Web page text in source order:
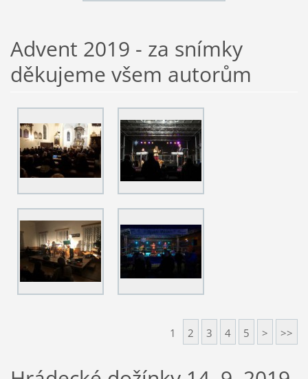
Advent 2019 - za snímky
děkujeme všem autorům
1 2 3 4 5 > >>